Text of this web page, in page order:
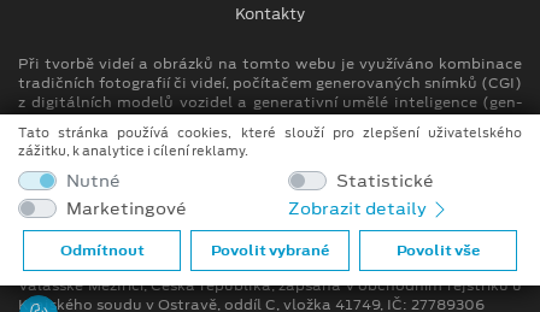
Kontakty
Při tvorbě videí a obrázků na tomto webu je využíváno kombinace
tradičních fotografií či videí, počítačem generovaných snímků (CGI)
z digitálních modelů vozidel a generativní umělé inteligence (gen-
Auto Kora top s.r.o.
M. Alše 780, Krásno nad Bečvou
757 01 Valašské Meziříčí
info.vm@autokora.cz
Společnost se sídlem M. Alše 780, Krásno nad Bečvou, 757 01
Valašské Meziříčí, Česká republika, zapsána v obchodním rejstříku u
Krajského soudu v Ostravě, oddíl C, vložka 41749, IČ: 27789306
Tato stránka používá cookies, které slouží pro zlepšení uživatelského
zážitku, k analytice i cílení reklamy.
Nutné
Statistické
Marketingové
Zobrazit detaily
Odmítnout Povolit vybrané Povolit vše